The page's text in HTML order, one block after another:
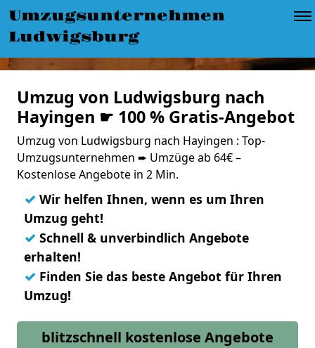
Umzugsunternehmen
Ludwigsburg
Umzug von Ludwigsburg nach
Hayingen ☛ 100 % Gratis-Angebot
Umzug von Ludwigsburg nach Hayingen : Top-
Umzugsunternehmen ➨ Umzüge ab 64€ –
Kostenlose Angebote in 2 Min.
✓ Wir helfen Ihnen, wenn es um Ihren
Umzug geht!
✓ Schnell & unverbindlich Angebote
erhalten!
✓ Finden Sie das beste Angebot für Ihren
Umzug!
blitzschnell kostenlose Angebote